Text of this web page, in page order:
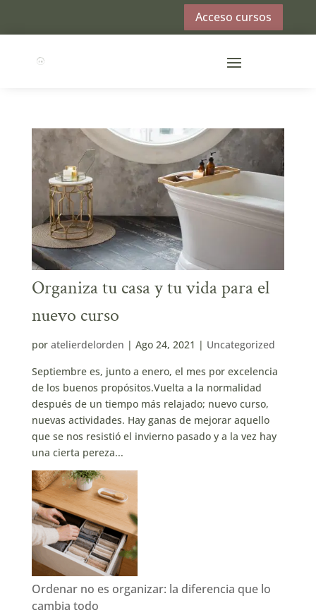
Acceso cursos
Organiza tu casa y tu vida para el
nuevo curso
por atelierdelorden | Ago 24, 2021 | Uncategorized
Septiembre es, junto a enero, el mes por excelencia
de los buenos propósitos.Vuelta a la normalidad
después de un tiempo más relajado; nuevo curso,
nuevas actividades. Hay ganas de mejorar aquello
que se nos resistió el invierno pasado y a la vez hay
una cierta pereza...
Ordenar no es organizar: la diferencia que lo
cambia todo